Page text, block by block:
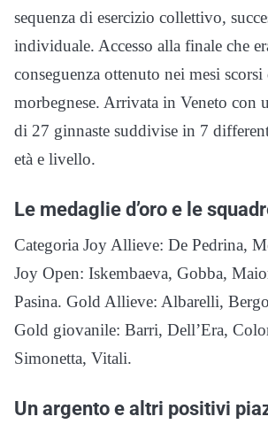
sequenza di esercizio collettivo,
individuale. Accesso alla finale che
conseguenza ottenuto nei mesi scorsi
morbegnese. Arrivata in Veneto con
di 27 ginnaste suddivise in 7
età e livello.
Le medaglie d’oro e le
Categoria Joy Allieve: De Pedrina,
Joy Open: Iskembaeva, Gobba,
Pasina. Gold Allieve: Albarelli,
Gold giovanile: Barri, Dell’Era,
Simonetta, Vitali.
Un argento e altri positivi